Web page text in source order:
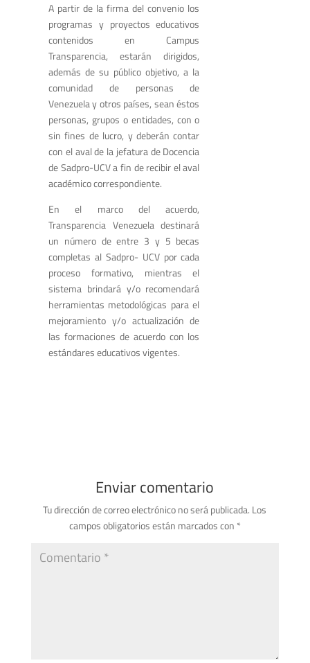
A partir de la firma del convenio los
programas y proyectos educativos
contenidos en Campus
Transparencia, estarán dirigidos,
además de su público objetivo, a la
comunidad de personas de
Venezuela y otros países, sean éstos
personas, grupos o entidades, con o
sin fines de lucro, y deberán contar
con el aval de la jefatura de Docencia
de Sadpro-UCV a fin de recibir el aval
académico correspondiente.
En el marco del acuerdo,
Transparencia Venezuela destinará
un número de entre 3 y 5 becas
completas al Sadpro- UCV por cada
proceso formativo, mientras el
sistema brindará y/o recomendará
herramientas metodológicas para el
mejoramiento y/o actualización de
las formaciones de acuerdo con los
estándares educativos vigentes.
Enviar comentario
Tu dirección de correo electrónico no será publicada. Los
campos obligatorios están marcados con *